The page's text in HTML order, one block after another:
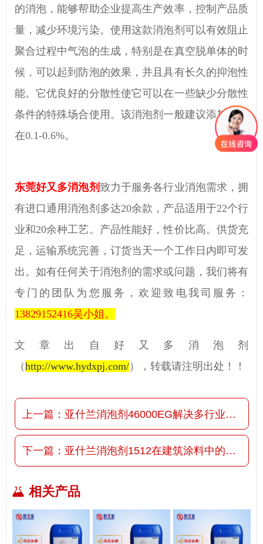
的消泡 ，能够帮助企业提高生产效率，控制产品质
量，减少环境污染。 使用这款消泡剂 可以有效阻止
聚合过程中气泡的生成，特别是在真空脱单体的时
候， 可以起到防泡的效果，并且具有长久的抑泡性
能。 它优良好的分散性使它可以在一些缺少分散性
条件的特殊场合使用。 该消泡剂 一般建议添加量是
在0.1-0.6%。
东莞好又多消泡剂致力于服务各行业消泡需求，拥
有进口通用消泡剂多达20余款，产品适用于22个行
业和20余种工艺。产品性能好，性价比高。供货充
足，运输系统完善，订货当天一个工作日内即可发
出。如有任何关于消泡剂的需求或问题，我们将有
专门的团队为您服务，欢迎致电我司服务：
13829152416吴小姐。
文章出自好又多消泡剂
（http://www.hydxpj.com/） ，转载请注明出处！！
上一篇： 亚什兰消泡剂46000EG解决多行业的泡沫困扰
下一篇： 亚什兰消泡剂1512在建筑涂料中的重要作用
相关产品